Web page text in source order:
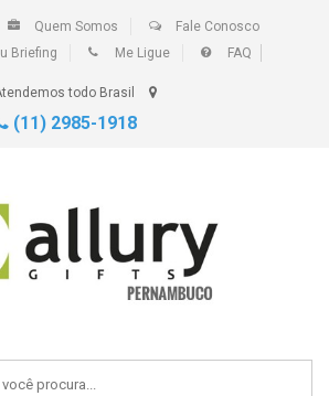
Quem Somos
Fale Conosco
Briefing
Me Ligue FAQ
todo Brasil
(11) 2985-1918